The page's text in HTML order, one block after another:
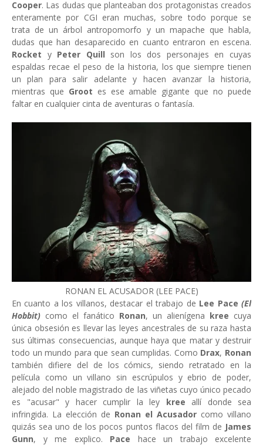
Cooper. Las dudas que planteaban dos protagonistas creados
enteramente por CGI eran muchas, sobre todo porque se
trata de un árbol antropomorfo y un mapache que habla,
dudas que han desaparecido en cuanto entraron en escena.
Rocket y Peter Quill son los dos personajes en cuyas
espaldas recae el peso de la historia, los que siempre tienen
un plan para salir adelante y hacen avanzar la historia,
mientras que Groot es ese amable gigante que no puede
faltar en cualquier cinta de aventuras o fantasía.
RONAN EL ACUSADOR (LEE PACE)
En cuanto a los villanos, destacar el trabajo de Lee Pace(El
Hobbit) como el fanático Ronan, un alienígena kree cuya
única obsesión es llevar las leyes ancestrales de su raza hasta
sus últimas consecuencias, aunque haya que matar y destruir
todo un mundo para que sean cumplidas. Como Drax, Ronan
también difiere del de los cómics, siendo retratado en la
película como un villano sin escrúpulos y ebrio de poder,
alejado del noble magistrado de las viñetas cuyo único pecado
es "acusar" y hacer cumplir la ley kree allí donde sea
infringida. La elección de Ronan el Acusador como villano
quizás sea uno de los pocos puntos flacos del film de James
Gunn, y me explico. Pace hace un trabajo excelente